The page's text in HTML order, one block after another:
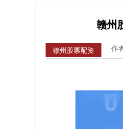
赣州
赣州股票配资 作